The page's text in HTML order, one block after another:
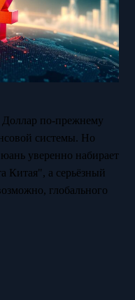
по-прежнему
системы. Но
уверенно набирает
Китая", а серьёзный
глобального